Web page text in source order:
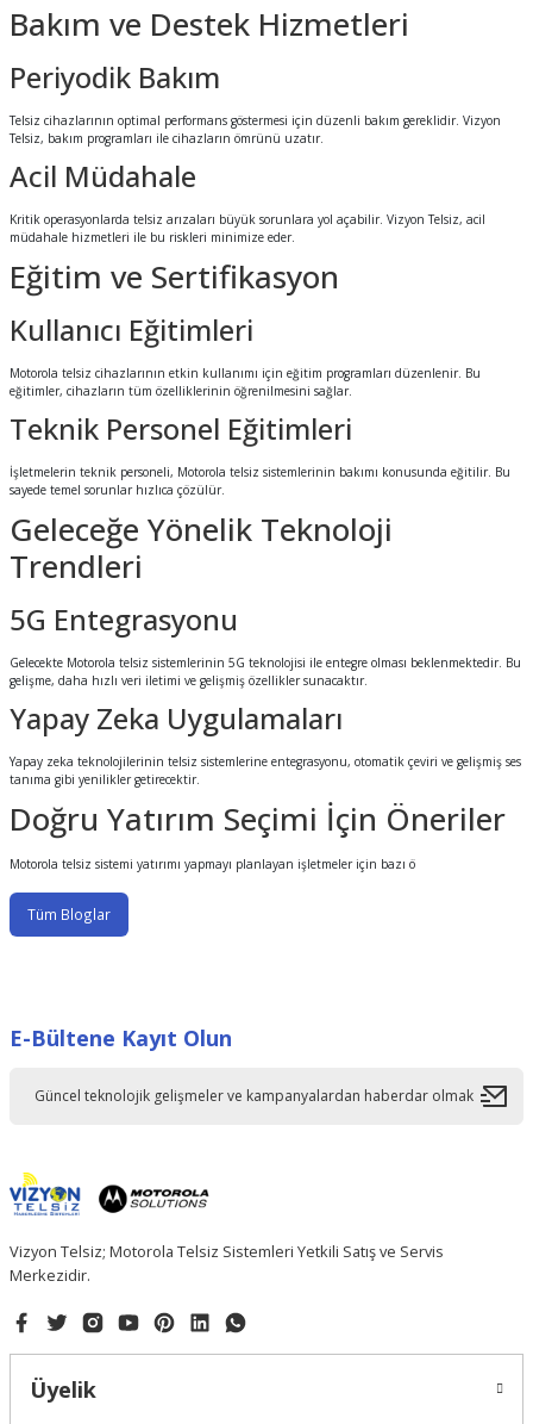
Bakım ve Destek Hizmetleri
Periyodik Bakım
Telsiz cihazlarının optimal performans göstermesi için düzenli bakım gereklidir. Vizyon
Telsiz, bakım programları ile cihazların ömrünü uzatır.
Acil Müdahale
Kritik operasyonlarda telsiz arızaları büyük sorunlara yol açabilir. Vizyon Telsiz, acil
müdahale hizmetleri ile bu riskleri minimize eder.
Eğitim ve Sertifikasyon
Kullanıcı Eğitimleri
Motorola telsiz cihazlarının etkin kullanımı için eğitim programları düzenlenir. Bu
eğitimler, cihazların tüm özelliklerinin öğrenilmesini sağlar.
Teknik Personel Eğitimleri
İşletmelerin teknik personeli, Motorola telsiz sistemlerinin bakımı konusunda eğitilir. Bu
sayede temel sorunlar hızlıca çözülür.
Geleceğe Yönelik Teknoloji
Trendleri
5G Entegrasyonu
Gelecekte Motorola telsiz sistemlerinin 5G teknolojisi ile entegre olması beklenmektedir. Bu
gelişme, daha hızlı veri iletimi ve gelişmiş özellikler sunacaktır.
Yapay Zeka Uygulamaları
Yapay zeka teknolojilerinin telsiz sistemlerine entegrasyonu, otomatik çeviri ve gelişmiş ses
tanıma gibi yenilikler getirecektir.
Doğru Yatırım Seçimi İçin Öneriler
Motorola telsiz sistemi yatırımı yapmayı planlayan işletmeler için bazı ö
Tüm Bloglar
E-Bültene Kayıt Olun
Vizyon Telsiz; Motorola Telsiz Sistemleri Yetkili Satış ve Servis
Merkezidir.
Üyelik